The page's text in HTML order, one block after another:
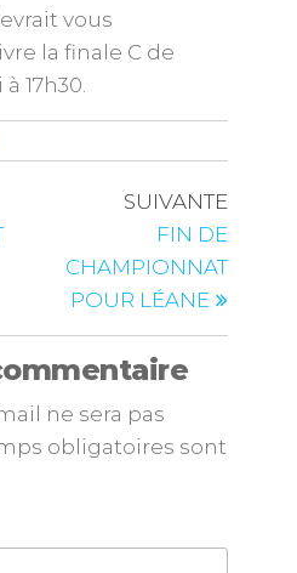
vous
la finale C de
17h30.
SUIVANTE
FIN DE
CHAMPIONNAT
POUR LÉANE
ne sera pas
obligatoires sont